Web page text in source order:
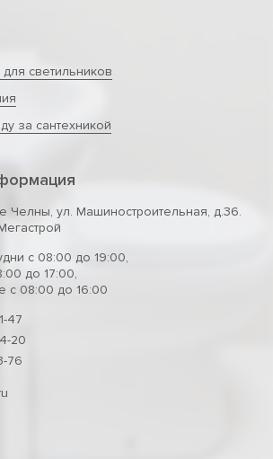
светильников
за сантехникой
Челны, ул. Машиностроительная, д.36.
с 08:00 до 19:00,
до 17:00,
с 08:00 до 16:00
47
20
76